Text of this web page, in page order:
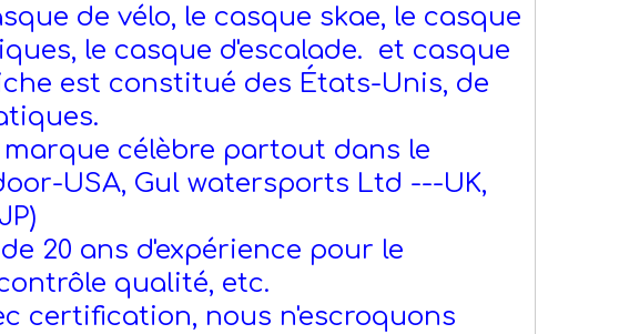
de vélo, le casque skae, le casque
le casque d'escalade. et casque
est constitué des États-Unis, de
célèbre partout dans le
USA, Gul watersports Ltd ---UK,
20 ans d'expérience pour le
qualité, etc.
certification, nous n'escroquons